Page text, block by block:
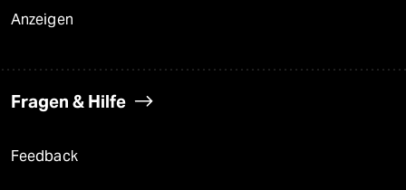
Anzeigen
Fragen & Hilfe
Feedback